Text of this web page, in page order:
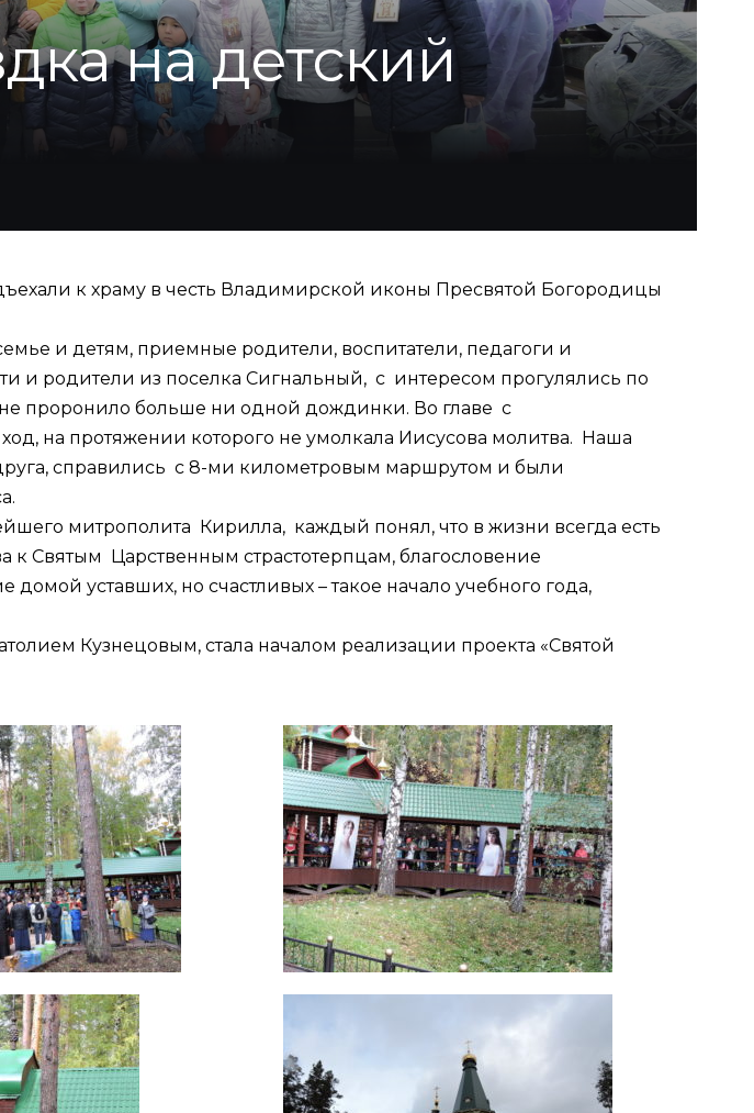
на детский
к храму в честь Владимирской иконы Пресвятой Богородицы
и детям, приемные родители, воспитатели, педагоги и
и родители из поселка Сигнальный, с интересом прогулялись по
проронило больше ни одной дождинки. Во главе с
на протяжении которого не умолкала Иисусова молитва. Наша
друга, справились с 8-ми километровым маршрутом и были
митрополита Кирилла, каждый понял, что в жизни всегда есть
к Святым Царственным страстотерпцам, благословение
уставших, но счастливых – такое начало учебного года,
Кузнецовым, стала началом реализации проекта «Святой